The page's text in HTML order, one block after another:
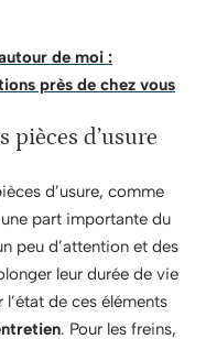
de moi :
près de chez vous
pièces d’usure
d’usure, comme
part importante du
peu d’attention et des
leur durée de vie
de ces éléments
. Pour les freins,